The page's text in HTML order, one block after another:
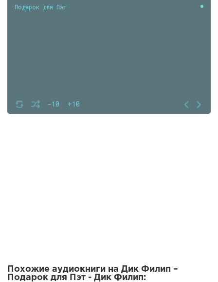
-10 +10
Подарок для Пэт
Похожие аудиокниги на Дик Филип –
Подарок для Пэт - Дик Филип: